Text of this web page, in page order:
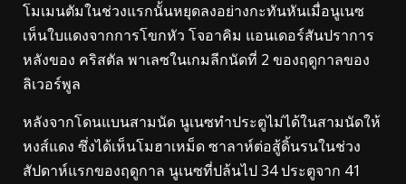
โมเมนตัมในช่วงแรกนั้นหยุดลงอย่างกะทันหันเมื่อนูเนซ
เห็นใบแดงจากการโขกหัว โจอาคิม แอนเดอร์สันปราการ
หลังของ คริสตัล พาเลซในเกมลีกนัดที่ 2 ของฤดูกาลของ
ลิเวอร์พูล
หลังจากโดนแบนสามนัด นูเนซทำประตูไม่ได้ในสามนัดให้
หงส์แดง ซึ่งได้เห็นโมฮาเหม็ด ซาลาห์ต่อสู้ดิ้นรนในช่วง
สัปดาห์แรกของฤดูกาล นูเนซที่ปล้นไป 34 ประตูจาก 41